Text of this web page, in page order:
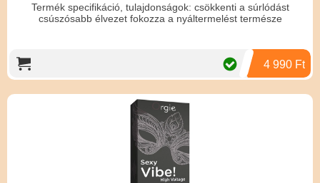
Termék specifikáció, tulajdonságok: csökkenti a súrlódást
csúszósabb élvezet fokozza a nyáltermelést természe
4 990 Ft